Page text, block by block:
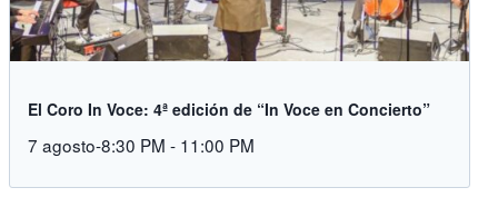
El Coro In Voce: 4ª edición de “In Voce en Concierto”
7 agosto-8:30 PM - 11:00 PM